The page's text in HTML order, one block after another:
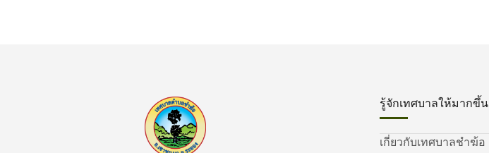
รู้จักเทศบาลให้มากขึ้น
เกี่ยวกับเทศบาลชำฆ้อ